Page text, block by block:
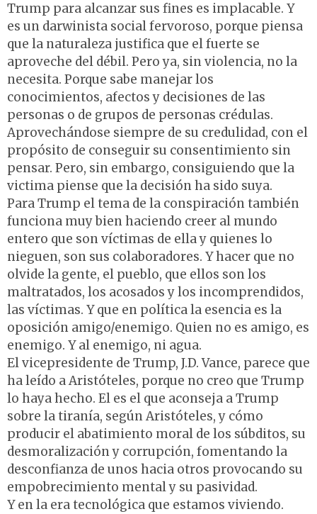
Trump para alcanzar sus fines es implacable. Y
es un darwinista social fervoroso, porque piensa
que la naturaleza justifica que el fuerte se
aproveche del débil. Pero ya, sin violencia, no la
necesita. Porque sabe manejar los
conocimientos, afectos y decisiones de las
personas o de grupos de personas crédulas.
Aprovechándose siempre de su credulidad, con el
propósito de conseguir su consentimiento sin
pensar. Pero, sin embargo, consiguiendo que la
victima piense que la decisión ha sido suya.
Para Trump el tema de la conspiración también
funciona muy bien haciendo creer al mundo
entero que son víctimas de ella y quienes lo
nieguen, son sus colaboradores. Y hacer que no
olvide la gente, el pueblo, que ellos son los
maltratados, los acosados y los incomprendidos,
las víctimas. Y que en política la esencia es la
oposición amigo/enemigo. Quien no es amigo, es
enemigo. Y al enemigo, ni agua.
El vicepresidente de Trump, J.D. Vance, parece que
ha leído a Aristóteles, porque no creo que Trump
lo haya hecho. El es el que aconseja a Trump
sobre la tiranía, según Aristóteles, y cómo
producir el abatimiento moral de los súbditos, su
desmoralización y corrupción, fomentando la
desconfianza de unos hacia otros provocando su
empobrecimiento mental y su pasividad.
Y en la era tecnológica que estamos viviendo.